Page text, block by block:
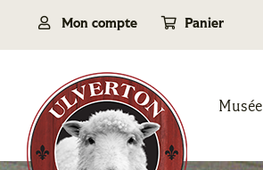
Passer
Mon compte Panier
Musée